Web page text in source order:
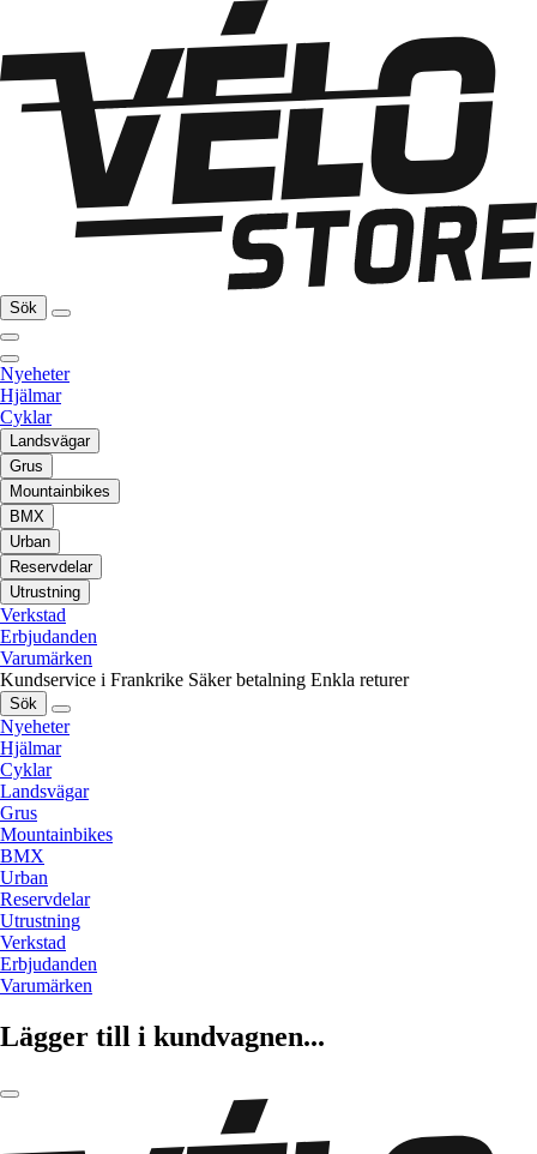
Sök
Nyeheter
Hjälmar
Cyklar
Landsvägar
Grus
Mountainbikes
BMX
Urban
Reservdelar
Utrustning
Verkstad
Erbjudanden
Varumärken
Kundservice i Frankrike Säker betalning Enkla returer
Sök
Nyeheter
Hjälmar
Cyklar
Landsvägar
Grus
Mountainbikes
BMX
Urban
Reservdelar
Utrustning
Verkstad
Erbjudanden
Varumärken
Lägger till i kundvagnen...